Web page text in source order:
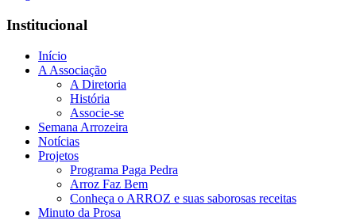
Institucional
Início
A Associação
A Diretoria
História
Associe-se
Semana Arrozeira
Notícias
Projetos
Programa Paga Pedra
Arroz Faz Bem
Conheça o ARROZ e suas saborosas receitas
Minuto da Prosa